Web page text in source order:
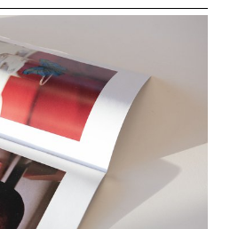
sexuées - Le
une nouvelle
le projet évolue
natures mortes
et organiques
le design de son
les parfums
et de
monumentales
le public à
les définitions
de soi.